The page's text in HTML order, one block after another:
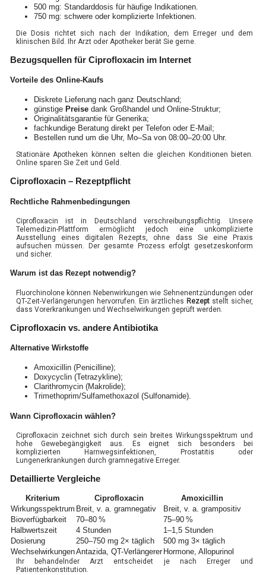
500 mg: Standarddosis für häufige Indikationen.
750 mg: schwere oder komplizierte Infektionen.
Die Dosis richtet sich nach der Indikation, dem Erreger und dem
klinischen Bild. Ihr Arzt oder Apotheker berät Sie gerne.
Bezugsquellen für Ciprofloxacin im Internet
Vorteile des Online-Kaufs
Diskrete Lieferung nach ganz Deutschland;
günstige Preisedank Großhandel und Online-Struktur;
Originalitätsgarantie für Generika;
fachkundige Beratung direkt per Telefon oder E-Mail;
Bestellen rund um die Uhr, Mo–Sa von 08:00–20:00 Uhr.
Stationäre Apotheken können selten die gleichen Konditionen bieten.
Online sparen Sie Zeit und Geld.
Ciprofloxacin – Rezeptpflicht
Rechtliche Rahmenbedingungen
Ciprofloxacin ist in Deutschland verschreibungspflichtig. Unsere
Telemedizin-Plattform ermöglicht jedoch eine unkomplizierte
Ausstellung eines digitalen Rezepts, ohne dass Sie eine Praxis
aufsuchen müssen. Der gesamte Prozess erfolgt gesetzeskonform
und sicher.
Warum ist das Rezept notwendig?
Fluorchinolone können Nebenwirkungen wie Sehnenentzündungen oder
QT-Zeit-Verlängerungen hervorrufen. Ein ärztliches Rezept stellt sicher,
dass Vorerkrankungen und Wechselwirkungen geprüft werden.
Ciprofloxacin vs. andere Antibiotika
Alternative Wirkstoffe
Amoxicillin (Penicilline);
Doxycyclin (Tetrazykline);
Clarithromycin (Makrolide);
Trimethoprim/Sulfamethoxazol (Sulfonamide).
Wann Ciprofloxacin wählen?
Ciprofloxacin zeichnet sich durch sein breites Wirkungsspektrum und
hohe Gewebegängigkeit aus. Es eignet sich besonders bei
komplizierten Harnwegsinfektionen, Prostatitis oder
Lungenerkrankungen durch gramnegative Erreger.
Detaillierte Vergleiche
Kriterium Ciprofloxacin
Amoxicillin
Wirkungsspektrum Breit, v. a. gramnegativ
Breit, v. a. grampositiv
Bioverfügbarkeit
70–80 %
75–90 %
Halbwertszeit
4 Stunden
1–1,5 Stunden
Dosierung
250–750 mg 2× täglich
500 mg 3× täglich
WechselwirkungenAntazida, QT-Verlängerer Hormone, Allopurinol
Ihr behandelnder Arzt entscheidet je nach Erreger und
Patientenkonstitution.